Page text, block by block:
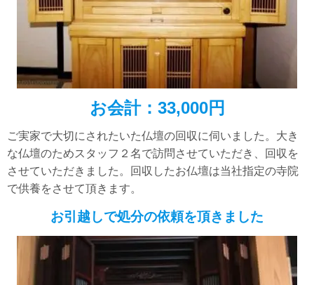
お会計：33,000円
ご実家で大切にされたいた仏壇の回収に伺いました。大き
な仏壇のためスタッフ２名で訪問させていただき、回収を
させていただきました。回収したお仏壇は当社指定の寺院
で供養をさせて頂きます。
お引越しで処分の依頼を頂きました